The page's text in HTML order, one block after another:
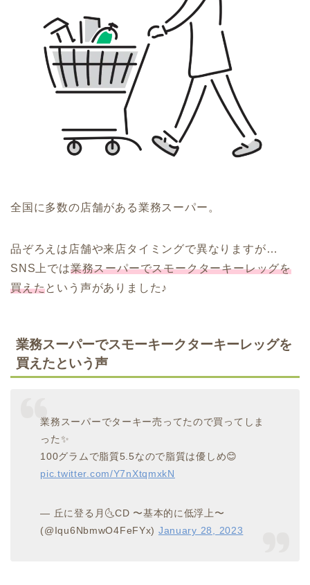
全国に多数の店舗がある業務スーパー。
品ぞろえは店舗や来店タイミングで異なりますが…
SNS上では業務スーパーでスモークターキーレッグを
買えたという声がありました♪
業務スーパーでスモーキークターキーレッグを
買えたという声
業務スーパーでターキー売ってたので買ってしま
った✨
100グラムで脂質5.5なので脂質は優しめ😊
pic.twitter.com/Y7nXtqmxkN
— 丘に登る月🌜CD 〜基本的に低浮上〜
(@Iqu6NbmwO4FeFYx) January 28, 2023